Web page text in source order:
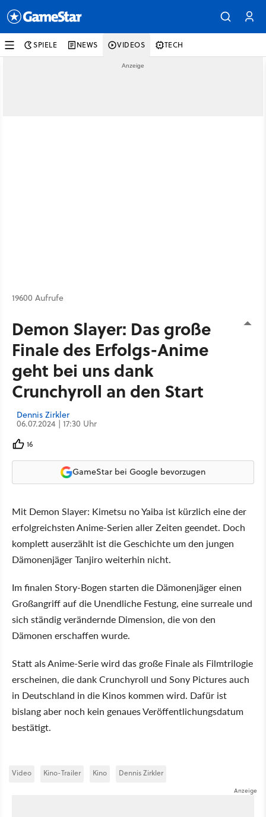
SPIELE NEWS VIDEOS TECH
19600 Aufrufe
Demon Slayer: Das große
Finale des Erfolgs-Anime
geht bei uns dank
Crunchyroll an den Start
Dennis Zirkler
06.07.2024 | 17:30 Uhr
16
GameStar bei Google bevorzugen
Mit Demon Slayer: Kimetsu no Yaiba ist kürzlich eine der
erfolgreichsten Anime-Serien aller Zeiten geendet. Doch
komplett auserzählt ist die Geschichte um den jungen
Dämonenjäger Tanjiro weiterhin nicht.
Im finalen Story-Bogen starten die Dämonenjäger einen
Großangriff auf die Unendliche Festung, eine surreale und
sich ständig verändernde Dimension, die von den
Dämonen erschaffen wurde.
Statt als Anime-Serie wird das große Finale als Filmtrilogie
erscheinen, die dank Crunchyroll und Sony Pictures auch
in Deutschland in die Kinos kommen wird. Dafür ist
bislang aber noch kein genaues Veröffentlichungsdatum
bestätigt.
Video Kino-Trailer Kino Dennis Zirkler